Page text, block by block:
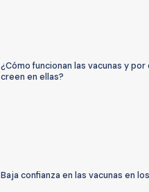
¿Cómo funcionan las vacunas y
creen en ellas?
Baja confianza en las vacunas en